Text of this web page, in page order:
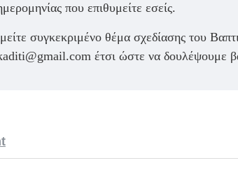
που επιθυμείτε εσείς.
συγκεκριμένο θέμα σχεδίασης του
έτσι ώστε να δουλέψουμε